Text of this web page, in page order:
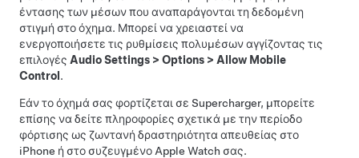
έντασης των μέσων που αναπαράγονται τη δεδομένη
στιγμή στο όχημα. Μπορεί να χρειαστεί να
ενεργοποιήσετε τις ρυθμίσεις πολυμέσων αγγίζοντας τις
επιλογές Audio Settings > Options > Allow Mobile
Control .
Εάν το όχημά σας φορτίζεται σε Supercharger, μπορείτε
επίσης να δείτε πληροφορίες σχετικά με την περίοδο
φόρτισης ως ζωντανή δραστηριότητα απευθείας στο
iPhone ή στο συζευγμένο Apple Watch σας.